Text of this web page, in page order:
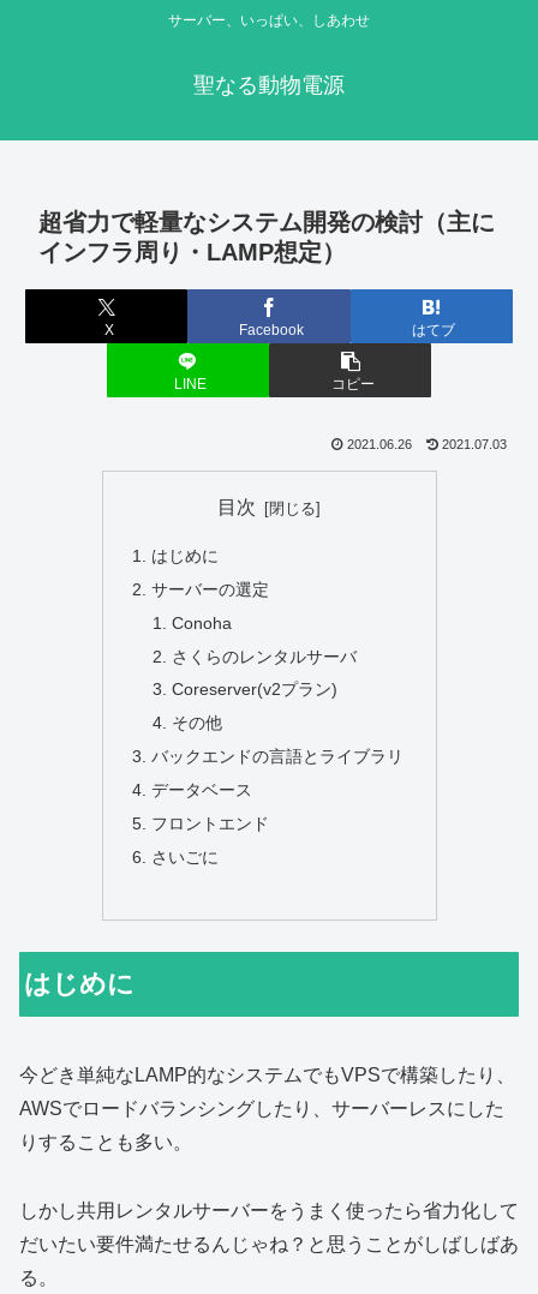
サーバー、いっぱい、しあわせ
聖なる動物電源
超省力で軽量なシステム開発の検討（主に
インフラ周り・LAMP想定）
X Facebook はてブ
LINE コピー
2021.06.26 2021.07.03
目次
はじめに
サーバーの選定
Conoha
さくらのレンタルサーバ
Coreserver(v2プラン)
その他
バックエンドの言語とライブラリ
データベース
フロントエンド
さいごに
はじめに
今どき単純なLAMP的なシステムでもVPSで構築したり、
AWSでロードバランシングしたり、サーバーレスにした
りすることも多い。
しかし共用レンタルサーバーをうまく使ったら省力化して
だいたい要件満たせるんじゃね？と思うことがしばしばあ
る。